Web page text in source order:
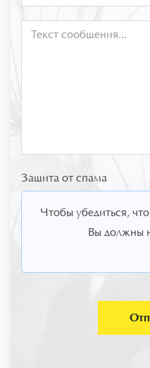
Защита от спама
Чтобы убедиться,
Вы должны